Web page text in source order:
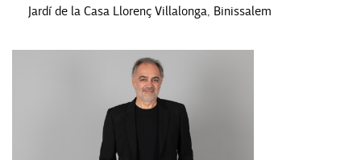
Jardí de la Casa Llorenç Villalonga, Binissalem